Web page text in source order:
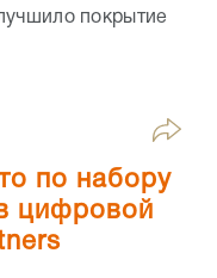
покрытие
по набору
цифровой